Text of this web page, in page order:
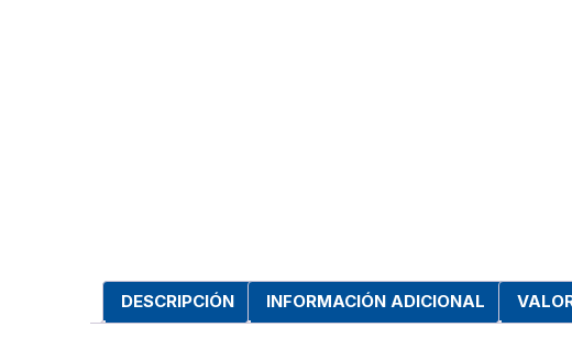
DESCRIPCIÓN INFORMACIÓN ADICIONAL